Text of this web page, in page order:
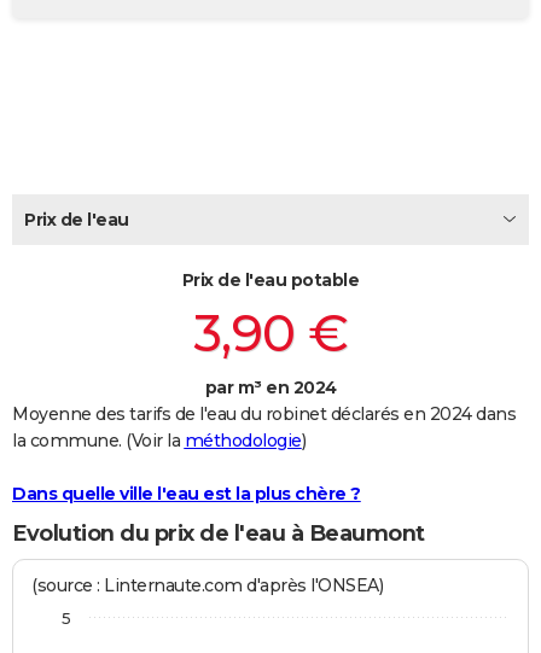
Carte de Noël
Carte Bonne année
Carte Saint-Valentin
Carte Pâques
Carte d'anniversaire
DICTIONNAIRE
FORUM
Prix de l'eau
Prix de l'eau potable
3,90 €
par m³ en 2024
Moyenne des tarifs de l'eau du robinet déclarés en 2024 dans
la commune. (Voir la méthodologie)
Dans quelle ville l'eau est la plus chère ?
Evolution du prix de l'eau à Beaumont
(source : Linternaute.com d'après l'ONSEA)
5